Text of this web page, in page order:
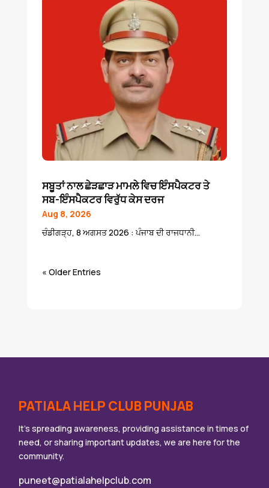
ਸਬੂਤਾਂ ਨਾਲ ਛੇੜਛਾੜ ਮਾਮਲੇ ਵਿਚ ਇੰਸਪੈਕਟਰ ਤੇ
ਸਬ-ਇੰਸਪੈਕਟਰ ਵਿਰੁੱਧ ਕੇਸ ਦਰਜ
Aug 8, 2026
ਚੰਡੀਗੜ੍ਹ, 8 ਅਗਸਤ 2026 : ਪੰਜਾਬ ਦੀ ਰਾਜਧਾਨੀ...
« Older Entries
PATIALA HELP CLUB PUNJAB
It’s spreading awareness, providing assistance in times of
need, or sharing important updates, we are here for the
community.
puneet@patialahelpclub.com